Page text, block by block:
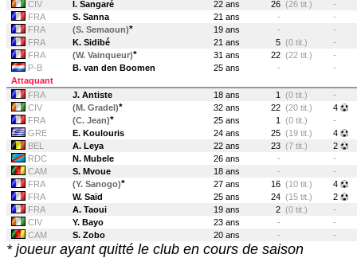
CIV
I. Sangaré 22 ans 26 (26 tit.)
-
FRA
S. Sanna 21 ans -
-
FRA
(S. Semaoun)* 19 ans -
-
FRA
K. Sidibé 21 ans 5 (0 tit.)
-
FRA
(W. Vainqueur)* 31 ans 22 (22 tit.)
-
P-B
B. van den Boomen 25 ans -
-
Attaquant
FRA
J. Antiste 18 ans 1 (0 tit.)
-
CIV
(M. Gradel)* 32 ans 22 (20 tit.)
4
FRA
(C. Jean)* 25 ans 1 (0 tit.)
-
GRE
E. Koulouris 24 ans 25 (19 tit.)
4
BEL
A. Leya 22 ans 23 (7 tit.)
2
RDC
N. Mubele 26 ans -
-
CAM
S. Mvoue 18 ans -
-
FRA
(Y. Sanogo)* 27 ans 16 (10 tit.)
4
FRA
W. Saïd 25 ans 24 (15 tit.)
2
FRA
A. Taoui 19 ans 2 (0 tit.)
-
CIV
Y. Bayo 23 ans -
-
CAM
S. Zobo 20 ans - -
* joueur ayant quitté le club en cours de saison